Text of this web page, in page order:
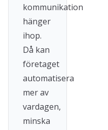
kommunikation
hänger
ihop.
Då kan
företaget
automatisera
mer av
vardagen,
minska